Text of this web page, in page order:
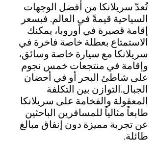
تُعدّ سريلانكا من أفضل الوجهات
السياحية قيمةً في العالم. فبسعر
إقامة قصيرة في أوروبا، يمكنك
الاستمتاع بعطلة خاصة فاخرة في
سريلانكا مع سيارة خاصة وسائق،
وإقامة في منتجعات خمس نجوم
على شاطئ البحر أو في أحضان
الجبال.التوازن بين التكلفة
المعقولة والفخامة على سريلانكا
طابعاً مثالياً للمسافرين الباحثين
عن تجربة مميزة دون إنفاق مبالغ
طائلة.